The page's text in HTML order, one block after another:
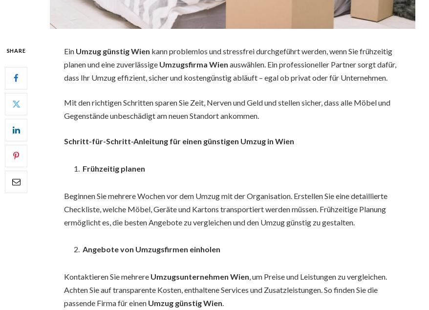
SHARE Ein Umzug günstig Wien kann problemlos und stressfrei durchgeführt werden, wenn Sie frühzeitig
planen und eine zuverlässige Umzugsfirma Wien auswählen. Ein professioneller Partner sorgt dafür,
dass Ihr Umzug effizient, sicher und kostengünstig abläuft – egal ob privat oder für Unternehmen.
Mit den richtigen Schritten sparen Sie Zeit, Nerven und Geld und stellen sicher, dass alle Möbel und
Gegenstände unbeschädigt am neuen Standort ankommen.
Schritt-für-Schritt-Anleitung für einen günstigen Umzug in Wien
Frühzeitig planen
Beginnen Sie mehrere Wochen vor dem Umzug mit der Organisation. Erstellen Sie eine detaillierte
Checkliste, welche Möbel, Geräte und Kartons transportiert werden müssen. Frühzeitige Planung
ermöglicht es, die besten Angebote zu vergleichen und den Umzug günstig zu gestalten.
Angebote von Umzugsfirmen einholen
Kontaktieren Sie mehrere Umzugsunternehmen Wien, um Preise und Leistungen zu vergleichen.
Achten Sie auf transparente Kosten, enthaltene Services und Zusatzleistungen. So finden Sie die
passende Firma für einen Umzug günstig Wien.